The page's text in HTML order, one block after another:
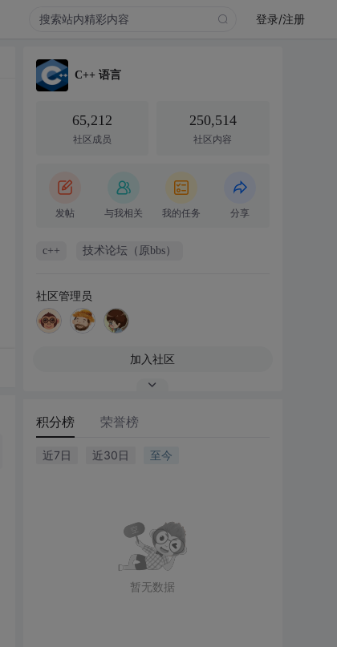
登录/注册
C++ 语言
65,212
社区成员
250,514
社区内容
发帖 与我相关 我的任务 分享
c++ 技术论坛（原bbs）
社区管理员
加入社区
积分榜 荣誉榜
近7日 近30日 至今
暂无数据